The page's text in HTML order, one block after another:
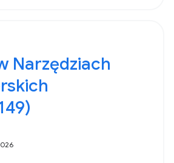
Narzędziach